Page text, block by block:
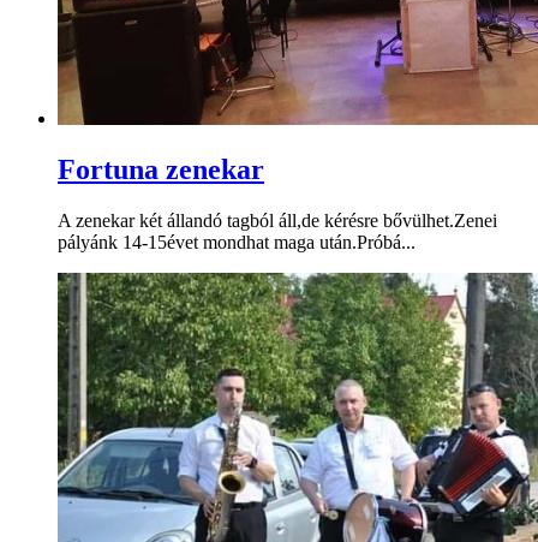
Fortuna zenekar
A zenekar két állandó tagból áll,de kérésre bővülhet.Zenei
pályánk 14-15évet mondhat maga után.Próbá...